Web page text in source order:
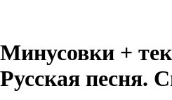
Минусовки +
Русская песня.